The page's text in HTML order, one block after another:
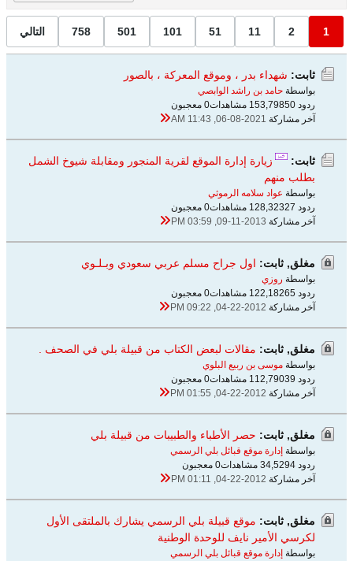
1
2
11
51
101
501
758 التالي
ثابت: شهداء بدر ، وموقع المعركة ، بالصور
بواسطة حامد بن راشد الوابصي
ردود 50
153,798 مشاهدات
0 معجبون
آخر مشاركة 06-08-2021, 11:43 AM
ثابت:
زيارة إدارة الموقع لقرية المنجور ومقابلة شيوخ الشمل
بطلب منهم
بواسطة عواد سلامه الرموثي
ردود 27
128,323 مشاهدات
0 معجبون
آخر مشاركة 09-11-2013, 03:59 PM
مغلق, ثابت: اول جراح مسلم عربي سعودي وبـلـوي
بواسطة روزي
ردود 65
122,182 مشاهدات
0 معجبون
آخر مشاركة 04-22-2012, 09:22 PM
مغلق, ثابت: مقالات لبعض الكتاب من قبيلة بلي في الصحف .
بواسطة موسى بن ربيع البلوي
ردود 39
112,790 مشاهدات
0 معجبون
آخر مشاركة 04-22-2012, 01:55 PM
مغلق, ثابت: حصر الأطباء والطبيبات من قبيلة بلي
بواسطة إدارة موقع قبائل بلي الرسمي
ردود 4
34,529 مشاهدات
0 معجبون
آخر مشاركة 04-22-2012, 01:11 PM
مغلق, ثابت: موقع قبيلة بلي الرسمي يشارك بالملتقى الأول
لكرسي الأمير نايف للوحدة الوطنية
بواسطة إدارة موقع قبائل بلي الرسمي